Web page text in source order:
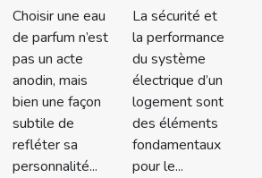
Choisir une eau
de parfum n’est
pas un acte
anodin, mais
bien une façon
subtile de
refléter sa
personnalité...
La sécurité et
la performance
du système
électrique d’un
logement sont
des éléments
fondamentaux
pour le...